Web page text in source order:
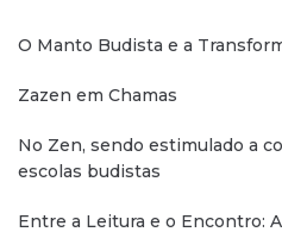
O Manto Budista e a
Zazen em Chamas
No Zen, sendo estimulado a
escolas budistas
Entre a Leitura e o Encontro: